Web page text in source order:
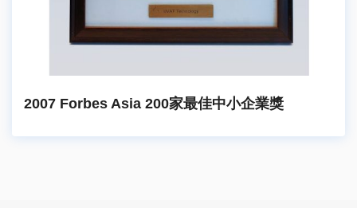
2007 Forbes Asia 200家最佳中小企業獎